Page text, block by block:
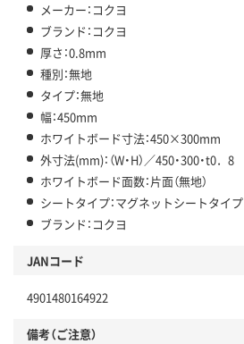
メーカー：コクヨ
ブランド：コクヨ
厚さ：0.8mm
種別：無地
タイプ：無地
幅：450mm
ホワイトボード寸法：450×300mm
外寸法(mm)：（W・H）／450・300・t0．8
ホワイトボード面数：片面（無地）
シートタイプ：マグネットシートタイプ
ブランド：コクヨ
JANコード
4901480164922
備考（ご注意）